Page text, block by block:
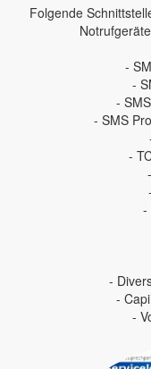
Folgende
-
-
-
- SMS
-
-
-
-
-